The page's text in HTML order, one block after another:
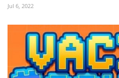
Jul 6, 2022